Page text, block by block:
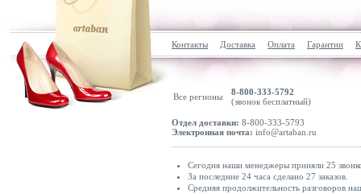
Контакты Доставка Оплата Гарантии
Все регионы
8-800-333-5792
(звонок бесплатный)
Отдел доставки: 8-800-333-5793
Электронная почта: info@artaban.ru
Сегодня наши менеджеры приняли 25
За последние 24 часа сделано 27 заказов.
Средняя продолжительность разговоров